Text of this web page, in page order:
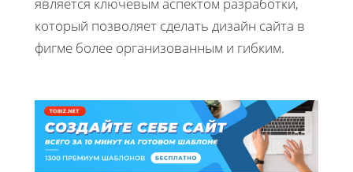
который позволяет сделать дизайн сайта в
фигме более организованным и гибким.